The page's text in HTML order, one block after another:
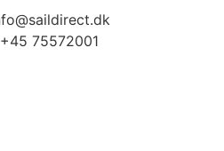
+45 75572001